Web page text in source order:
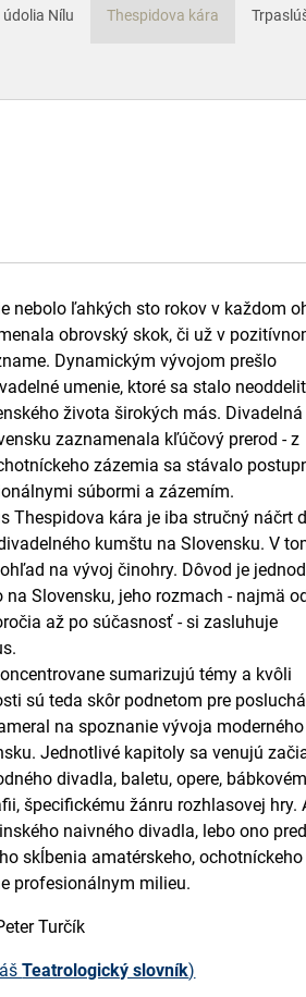
Nílu Thespidova kára
nebolo ľahkých sto rokov v každom
obrovský skok, či už v
Dynamickým vývojom prešlo
umenie, ktoré sa stalo
života širokých más. Divadelná
zaznamenala kľúčový prerod - z
zázemia sa stávalo
súbormi a zázemím.
Thespidova kára je iba stručný náčrt
kumštu na Slovensku. V
na vývoj činohry. Dôvod je
na Slovensku, jeho rozmach - najmä
až po súčasnosť - si zasluhuje
sumarizujú témy a kvôli
sú teda skôr podnetom pre
na spoznanie vývoja moderného
Jednotlivé kapitoly sa venujú
divadla, baletu, opere,
špecifickému žánru rozhlasovej hry.
naivného divadla, lebo ono
skĺbenia amatérskeho, ochotníckeho
profesionálnym milieu.
Turčík
Teatrologický slovník)